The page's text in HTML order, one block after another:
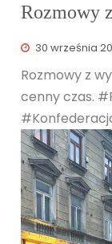
Rozmowy
30 września
Rozmowy z
cenny czas.